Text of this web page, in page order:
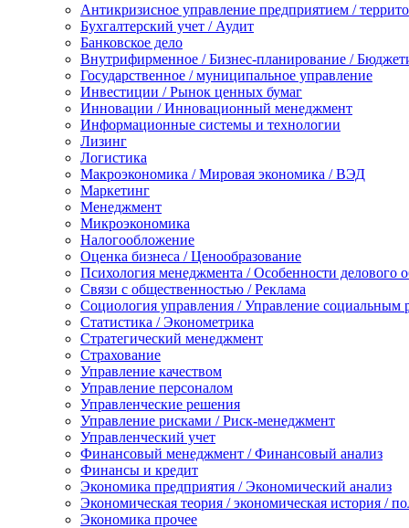
Антикризисное управление предприятием /
Бухгалтерский учет / Аудит
Банковское дело
Внутрифирменное / Бизнес-планирование /
Государственное / муниципальное управление
Инвестиции / Рынок ценных бумаг
Инновации / Инновационный менеджмент
Информационные системы и технологии
Лизинг
Логистика
Макроэкономика / Мировая экономика / ВЭД
Маркетинг
Менеджмент
Микроэкономика
Налогообложение
Оценка бизнеса / Ценообразование
Психология менеджмента / Особенности делового
Связи с общественностью / Реклама
Социология управления / Управление социальным
Статистика / Эконометрика
Стратегический менеджмент
Страхование
Управление качеством
Управление персоналом
Управленческие решения
Управление рисками / Риск-менеджмент
Управленческий учет
Финансовый менеджмент / Финансовый анализ
Финансы и кредит
Экономика предприятия / Экономический анализ
Экономическая теория / экономическая история /
Экономика прочее